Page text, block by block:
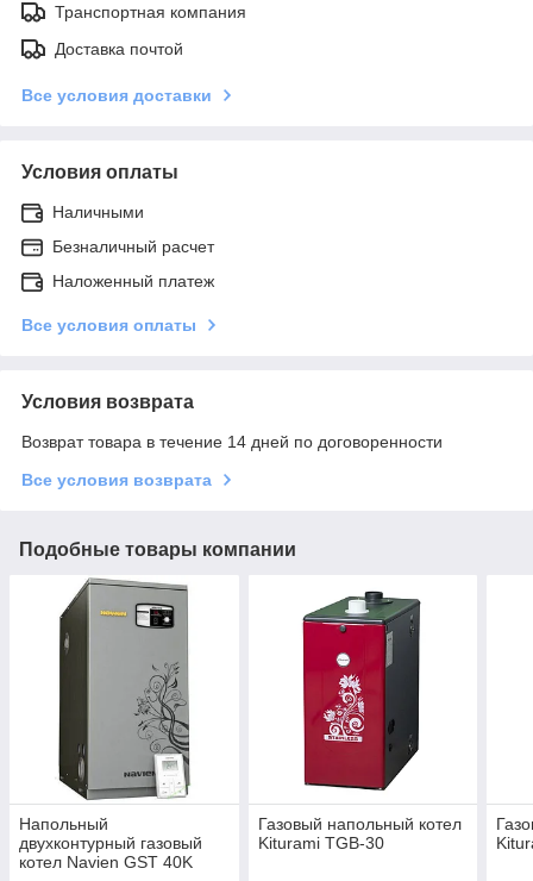
Транспортная компания
Доставка почтой
Все условия доставки
Условия оплаты
Наличными
Безналичный расчет
Наложенный платеж
Все условия оплаты
Условия возврата
Возврат товара в течение 14 дней по договоренности
Все условия возврата
Подобные товары компании
Напольный
двухконтурный газовый
котел Navien GST 40K
Газовый напольный котел
Kiturami TGB-30